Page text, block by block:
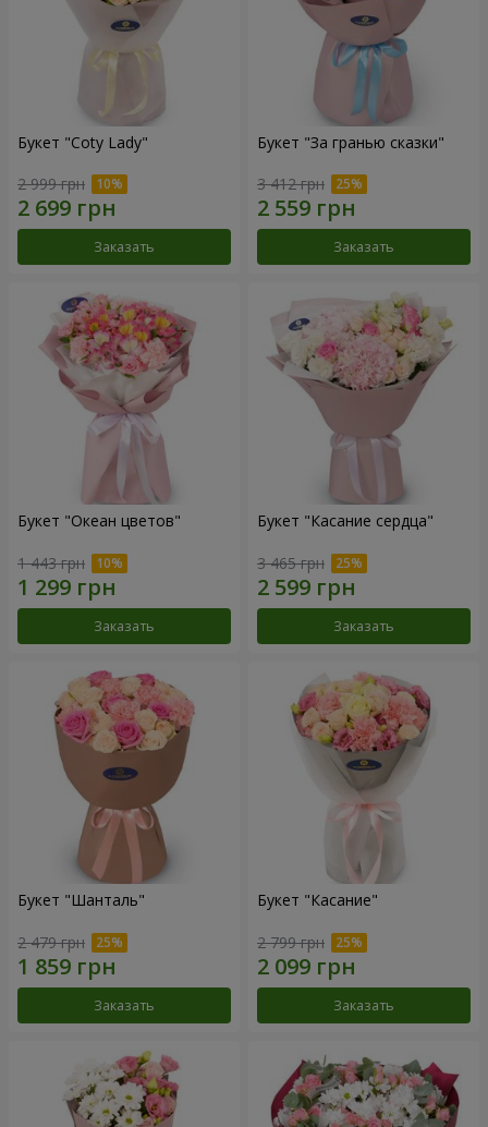
Букет "Coty Lady"
2 999 грн
Заказать
Букет "За гранью сказки"
3 412 грн
Заказать
Букет "Океан цветов"
1 443 грн
Заказать
Букет "Касание сердца"
3 465 грн
Заказать
Букет "Шанталь"
2 479 грн
Заказать
Букет "Касание"
2 799 грн
Заказать